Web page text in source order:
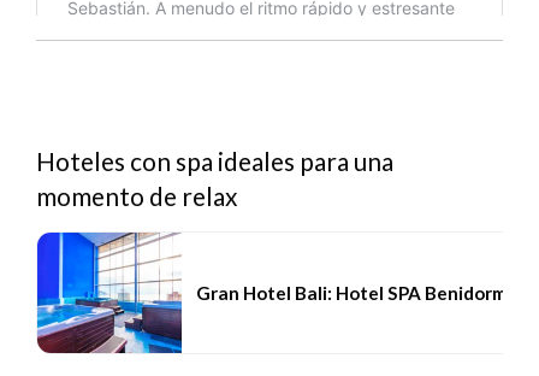
Hoteles con spa ideales para una
momento de relax
Gran Hotel Bali: Hotel SPA Benidorm